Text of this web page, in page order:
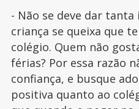
- Não se deve dar
criança se queixa que
colégio. Quem não
férias? Por essa razão
confiança, e busque
positiva quanto ao